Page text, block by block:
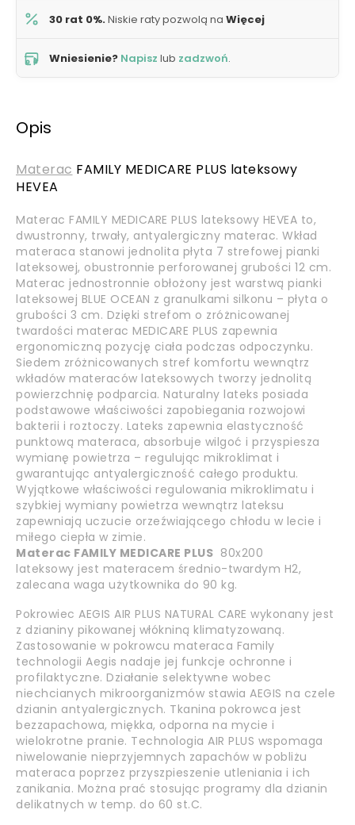
30 rat 0%.Niskie raty pozwolą na Więcej
Wniesienie? Napisz lub zadzwoń.
Opis
Materac FAMILY MEDICARE PLUS lateksowy
HEVEA
Materac FAMILY MEDICARE PLUS lateksowy HEVEA to,
dwustronny, trwały, antyalergiczny materac. Wkład
materaca stanowi jednolita płyta 7 strefowej pianki
lateksowej, obustronnie perforowanej grubości 12 cm.
Materac jednostronnie obłożony jest warstwą pianki
lateksowej BLUE OCEAN z granulkami silkonu – płyta o
grubości 3 cm. Dzięki strefom o zróżnicowanej
twardości materac MEDICARE PLUS zapewnia
ergonomiczną pozycję ciała podczas odpoczynku.
Siedem zróżnicowanych stref komfortu wewnątrz
wkładów materaców lateksowych tworzy jednolitą
powierzchnię podparcia. Naturalny lateks posiada
podstawowe właściwości zapobiegania rozwojowi
bakterii i roztoczy. Lateks zapewnia elastyczność
punktową materaca, absorbuje wilgoć i przyspiesza
wymianę powietrza – regulując mikroklimat i
gwarantując antyalergiczność całego produktu.
Wyjątkowe właściwości regulowania mikroklimatu i
szybkiej wymiany powietrza wewnątrz lateksu
zapewniają uczucie orzeźwiającego chłodu w lecie i
miłego ciepła w zimie.
Materac FAMILY MEDICARE PLUS 80x200
lateksowy jest materacem średnio-twardym H2,
zalecana waga użytkownika do 90 kg.
Pokrowiec AEGIS AIR PLUS NATURAL CARE wykonany jest
z dzianiny pikowanej włókniną klimatyzowaną.
Zastosowanie w pokrowcu materaca Family
technologii Aegis nadaje jej funkcje ochronne i
profilaktyczne. Działanie selektywne wobec
niechcianych mikroorganizmów stawia AEGIS na czele
dzianin antyalergicznych. Tkanina pokrowca jest
bezzapachowa, miękka, odporna na mycie i
wielokrotne pranie. Technologia AIR PLUS wspomaga
niwelowanie nieprzyjemnych zapachów w pobliżu
materaca poprzez przyszpieszenie utleniania i ich
zanikania. Można prać stosując programy dla dzianin
delikatnych w temp. do 60 st.C.